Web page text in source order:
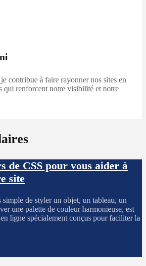
contribue à faire rayonner nos sites en
qui renforcent notre visibilité et notre
de CSS pour vous aider à
site
de styler un objet, un tableau, un
une palette de couleur harmonieuse, est
ligne spécialement conçus pour faciliter la